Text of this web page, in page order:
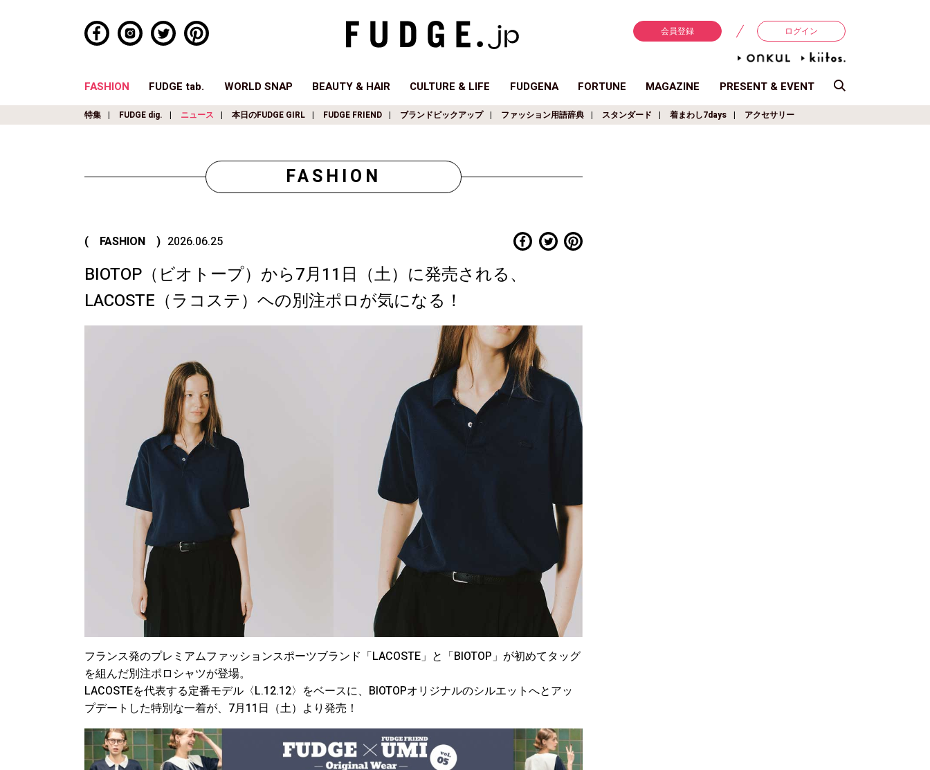
会員登録 ログイン
FASHION FUDGE tab. WORLD SNAP BEAUTY & HAIR CULTURE & LIFE FUDGENA FORTUNE MAGAZINE PRESENT & EVENT
特集 FUDGE dig. ニュース 本日のFUDGE GIRL FUDGE FRIEND ブランドピックアップ ファッション用語辞典 スタンダード 着まわし7days アクセサリー
FASHION
( FASHION ) 2026.06.25
BIOTOP（ビオトープ）から7月11日（土）に発売される、
LACOSTE（ラコステ）ヘの別注ポロが気になる！
フランス発のプレミアムファッションスポーツブランド「LACOSTE」と「BIOTOP」が初めてタッグ
を組んだ別注ポロシャツが登場。
LACOSTEを代表する定番モデル〈L.12.12〉をベースに、BIOTOPオリジナルのシルエットへとアッ
プデートした特別な一着が、7月11日（土）より発売！